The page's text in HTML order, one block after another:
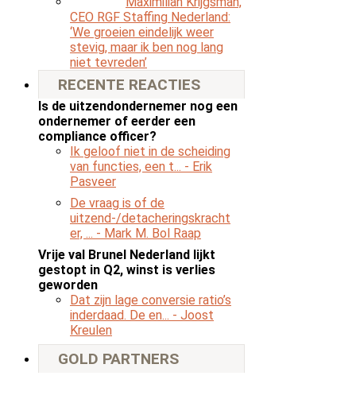
CEO RGF Staffing Nederland:
‘We groeien eindelijk weer
stevig, maar ik ben nog lang
niet tevreden’
RECENTE REACTIES
Is de uitzendondernemer nog een
ondernemer of eerder een
compliance officer?
Ik geloof niet in de scheiding
van functies, een t... - Erik
Pasveer
De vraag is of de
uitzend-/detacheringskracht
er, ... - Mark M. Bol Raap
Vrije val Brunel Nederland lijkt
gestopt in Q2, winst is verlies
geworden
Dat zijn lage conversie ratio’s
inderdaad. De en... - Joost
Kreulen
GOLD PARTNERS